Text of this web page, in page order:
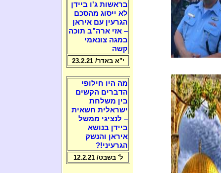
בראשות ג'ו ביידן
לא ייסוג מהסכם
הגרעין עם איראן
– אזי ארה"ב תוכה
במגה צונאמי
קשה
י"א באדר/ 23.2.21
מה היו חילופי
הדברים הקשים
בין משלחת
ישראלית חשאית
– לנציגי ממשל
ביידן בנושא
איראן והנשק
הגרעיני!?
ל' בשבט/ 12.2.21